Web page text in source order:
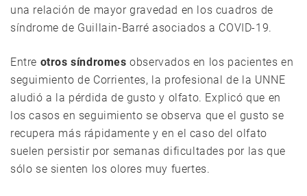
una relación de mayor gravedad en los cuadros de
síndrome de Guillain-Barré asociados a COVID-19.
Entre otros síndromes observados en los pacientes en
seguimiento de Corrientes, la profesional de la UNNE
aludió a la pérdida de gusto y olfato. Explicó que en
los casos en seguimiento se observa que el gusto se
recupera más rápidamente y en el caso del olfato
suelen persistir por semanas dificultades por las que
sólo se sienten los olores muy fuertes.